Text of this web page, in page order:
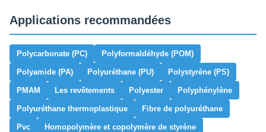
Applications recommandées
Polycarbonate (PC) Polyformaldéhyde (POM)
Polyamide (PA) Polyuréthane (PU) Polystyrène (PS)
PMAM Les revêtements Polyester Polyphénylène
Polyuréthane thermoplastique Fibre de polyuréthane
Pvc Homopolymère et copolymère de styrène